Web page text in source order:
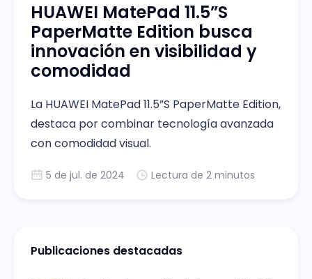
HUAWEI MatePad 11.5”S
PaperMatte Edition busca
innovación en visibilidad y
comodidad
La HUAWEI MatePad 11.5”S PaperMatte Edition,
destaca por combinar tecnología avanzada
con comodidad visual.
5 de jul. de 2024 Lectura de 2 minutos
Publicaciones destacadas